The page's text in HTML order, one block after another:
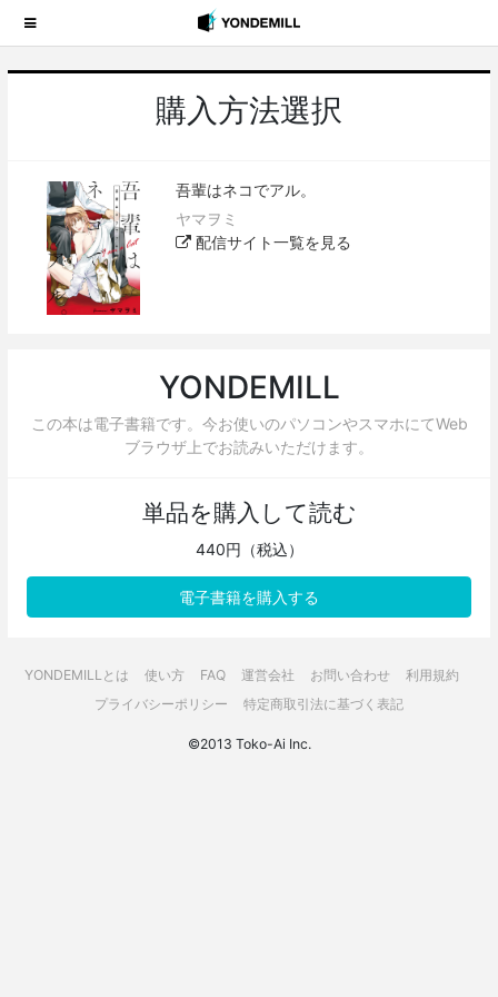
購入方法選択
吾輩はネコでアル。
ヤマヲミ
配信サイト一覧を見る
YONDEMILL
この本は電子書籍です。今お使いのパソコンやスマホにてWeb
ブラウザ上でお読みいただけます。
単品を購入して読む
440円（税込）
電子書籍を購入する
YONDEMILLとは 使い方 FAQ 運営会社 お問い合わせ
利用規約
プライバシーポリシー
特定商取引法に基づく表記
©2013 Toko-Ai Inc.